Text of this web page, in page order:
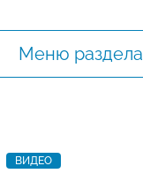
Меню раздела
ВИДЕО